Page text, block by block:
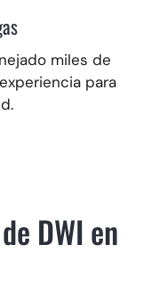
miles de
para
DWI en